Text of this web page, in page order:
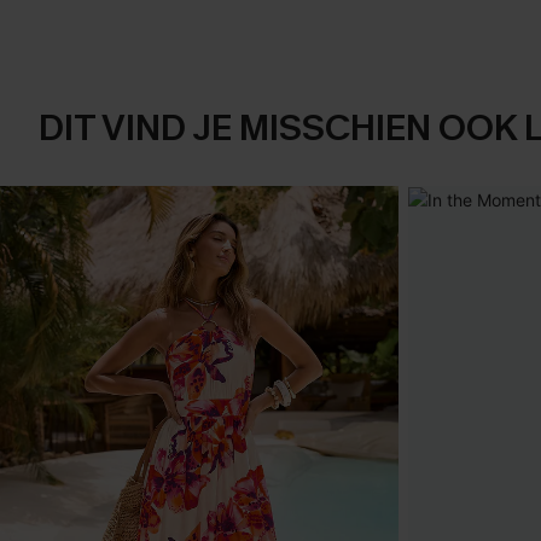
DIT VIND JE MISSCHIEN OOK